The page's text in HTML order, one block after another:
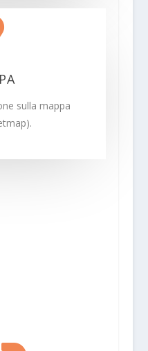
sulla mappa